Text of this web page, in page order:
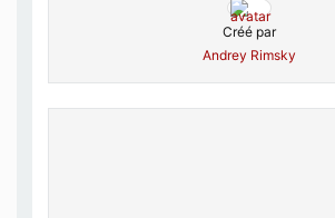
Créé par
Andrey Rimsky